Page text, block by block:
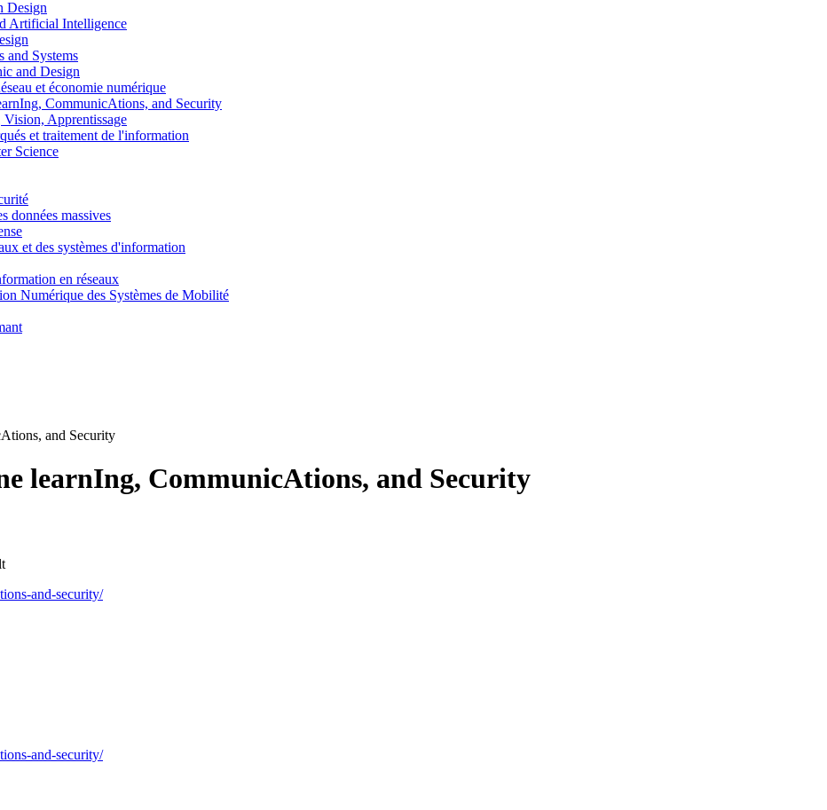
Design
Artificial Intelligence
Systems
and Design
et économie numérique
CommunicAtions, and Security
Apprentissage
et traitement de l'information
Science
données massives
et des systèmes d'information
en réseaux
Numérique des Systèmes de Mobilité
and Security
learnIng, CommunicAtions, and Security
and-security/
and-security/